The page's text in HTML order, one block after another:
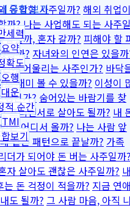
유학형 사주일까? 해외 취업
까?나는 사업해도 되는 사주
업할까, 혼자 갈까? 피해야 할
을까? 자녀와의 인연은 있을
에 어울리는 사주인가? 바닥
로 재미 볼 수 있을까? 이성이
생인가? 숨어있는 바람기를 찾
프리랜서로 살아도 될까? 내
은 어디서 올까? 나는 사람 앞
같은 패턴으로 끝날까? 가족
더가 되어야 돈 버는 사주일까
자 살아도 괜찮은 사주일까?
는 돈 걱정이 적을까? 지금 연
도 될까? 그 사람 마음, 아직
궁합 보기
세력
요약
확도
오행
대운
적 순간
TMI
보기